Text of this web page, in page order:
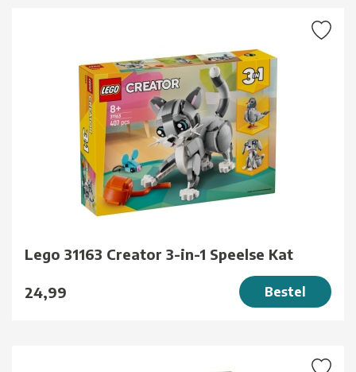
Lego 31163 Creator 3-in-1 Speelse Kat
24,99 Bestel